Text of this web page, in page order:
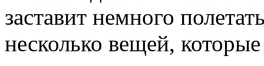
заставит немного
несколько вещей,